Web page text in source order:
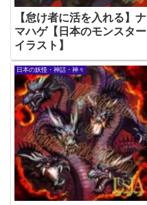
【怠け者に活を入れる】ナ
マハゲ【日本のモンスター
イラスト】
日本の妖怪・神話・神々